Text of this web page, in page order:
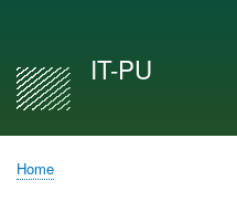
IT-PU
Breadcrumb
Home